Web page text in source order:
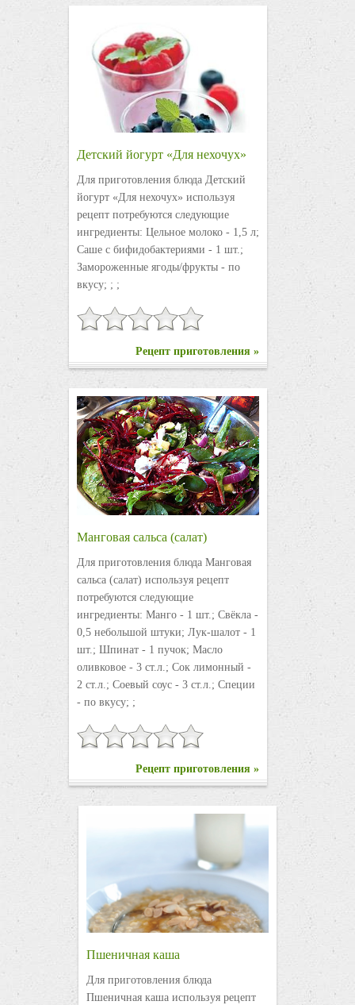
Детский йогурт «Для нехочух»
Для приготовления блюда Детский
йогурт «Для нехочух» используя
рецепт потребуются следующие
ингредиенты: Цельное молоко - 1,5 л;
Саше с бифидобактериями - 1 шт.;
Замороженные ягоды/фрукты - по
вкусу; ; ;
Рецепт приготовления »
Манговая сальса (салат)
Для приготовления блюда Манговая
сальса (салат) используя рецепт
потребуются следующие
ингредиенты: Манго - 1 шт.; Свёкла -
0,5 небольшой штуки; Лук-шалот - 1
шт.; Шпинат - 1 пучок; Масло
оливковое - 3 ст.л.; Сок лимонный -
2 ст.л.; Соевый соус - 3 ст.л.; Специи
- по вкусу; ;
Рецепт приготовления »
Пшеничная каша
Для приготовления блюда
Пшеничная каша используя рецепт